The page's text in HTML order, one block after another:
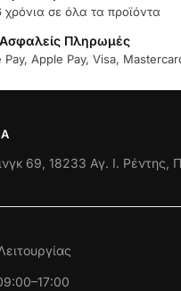
χρόνια σε όλα τα προϊόντα
Πληρωμές
Pay, Apple Pay, Visa,
69, 18233 Αγ. Ι. Ρέντης,